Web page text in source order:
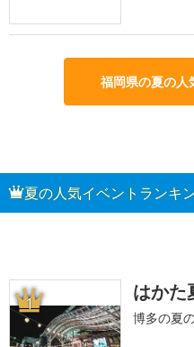
福岡県の夏の人
夏の人気イベントランキ
1 はかた
博多の夏